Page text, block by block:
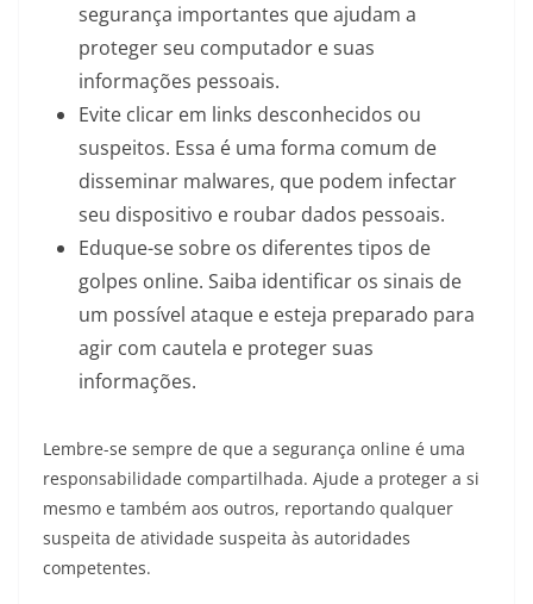
segurança importantes que ajudam a
proteger seu computador e suas
informações pessoais.
Evite clicar em links desconhecidos ou
suspeitos. Essa é uma forma comum de
disseminar malwares, que podem infectar
seu dispositivo e roubar dados pessoais.
Eduque-se sobre os diferentes tipos de
golpes online. Saiba identificar os sinais de
um possível ataque e esteja preparado para
agir com cautela e proteger suas
informações.
Lembre-se sempre de que a segurança online é uma
responsabilidade compartilhada. Ajude a proteger a si
mesmo e também aos outros, reportando qualquer
suspeita de atividade suspeita às autoridades
competentes.